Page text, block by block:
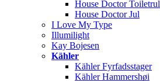
House Doctor
House Doctor Jul
I Love My Type
Illumilight
Kay Bojesen
Kähler
Kähler Fyrfadsstager
Kähler Hammershøi